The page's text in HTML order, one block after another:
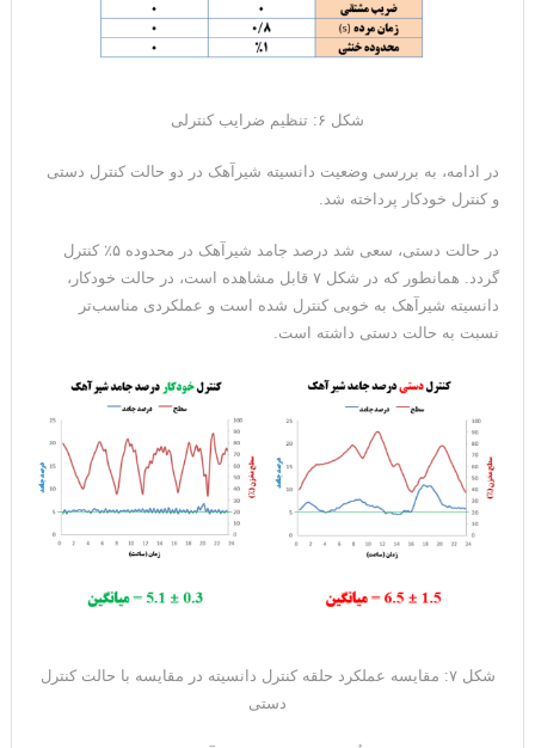
شکل ۶: تنظیم ضرایب کنترلی
در ادامه، به بررسی وضعیت دانسیته شیرآهک در دو حالت کنترل دستی
و کنترل خودکار پرداخته شد.
در حالت دستی، سعی شد درصد جامد شیرآهک در محدوده ۵٪ کنترل
گردد. همانطور که در شکل ۷ قابل مشاهده است، در حالت خودکار،
دانسیته شیرآهک به خوبی کنترل شده است و عملکردی مناسب‌تر
نسبت به حالت دستی داشته است.
شکل ۷: مقایسه عملکرد حلقه کنترل دانسیته در مقایسه با حالت کنترل
دستی